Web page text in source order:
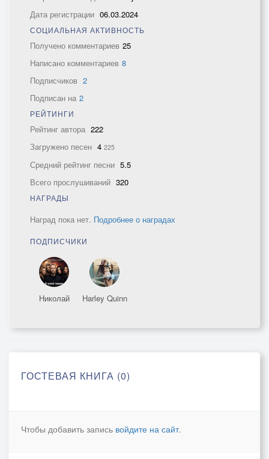
Дата регистрации 06.03.2024
СОЦИАЛЬНАЯ АКТИВНОСТЬ
Получено комментариев 25
Написано комментариев 8
Подписчиков 2
Подписан на 2
РЕЙТИНГИ
Рейтинг автора 222
Загружено песен 4 225
Средний рейтинг песни 5.5
Всего прослушиваний 320
НАГРАДЫ
Наград пока нет. Подробнее о наградах
ПОДПИСЧИКИ
Николай Harley Quinn
ГОСТЕВАЯ КНИГА (0)
Чтобы добавить запись войдите на сайт.